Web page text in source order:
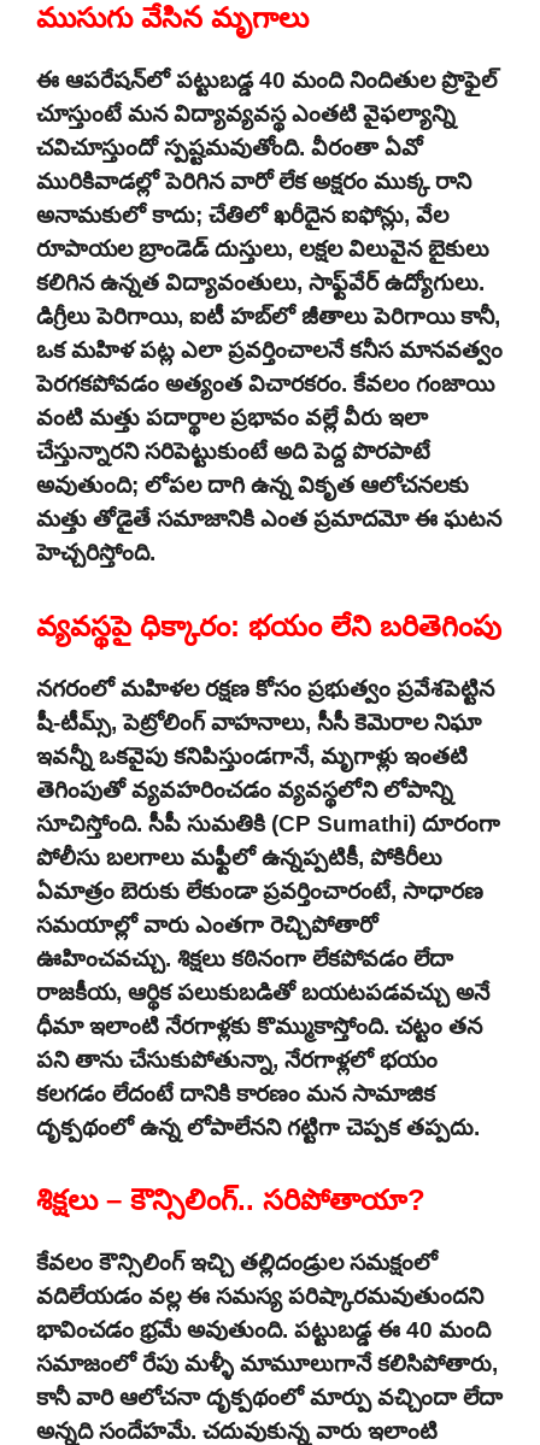
ముసుగు వేసిన మృగాలు
ఈ ఆపరేషన్‌లో పట్టుబడ్డ 40 మంది నిందితుల ప్రొఫైల్
చూస్తుంటే మన విద్యావ్యవస్థ ఎంతటి వైఫల్యాన్ని
చవిచూస్తుందో స్పష్టమవుతోంది. వీరంతా ఏవో
మురికివాడల్లో పెరిగిన వారో లేక అక్షరం ముక్క రాని
అనామకులో కాదు; చేతిలో ఖరీదైన ఐఫోన్లు, వేల
రూపాయల బ్రాండెడ్ దుస్తులు, లక్షల విలువైన బైకులు
కలిగిన ఉన్నత విద్యావంతులు, సాఫ్ట్‌వేర్ ఉద్యోగులు.
డిగ్రీలు పెరిగాయి, ఐటీ హబ్‌లో జీతాలు పెరిగాయి కానీ,
ఒక మహిళ పట్ల ఎలా ప్రవర్తించాలనే కనీస మానవత్వం
పెరగకపోవడం అత్యంత విచారకరం. కేవలం గంజాయి
వంటి మత్తు పదార్థాల ప్రభావం వల్లే వీరు ఇలా
చేస్తున్నారని సరిపెట్టుకుంటే అది పెద్ద పొరపాటే
అవుతుంది; లోపల దాగి ఉన్న వికృత ఆలోచనలకు
మత్తు తోడైతే సమాజానికి ఎంత ప్రమాదమో ఈ ఘటన
హెచ్చరిస్తోంది.
వ్యవస్థపై ధిక్కారం: భయం లేని బరితెగింపు
నగరంలో మహిళల రక్షణ కోసం ప్రభుత్వం ప్రవేశపెట్టిన
షీ-టీమ్స్, పెట్రోలింగ్ వాహనాలు, సీసీ కెమెరాల నిఘా
ఇవన్నీ ఒకవైపు కనిపిస్తుండగానే, మృగాళ్లు ఇంతటి
తెగింపుతో వ్యవహరించడం వ్యవస్థలోని లోపాన్ని
సూచిస్తోంది. సీపీ సుమతికి (CP Sumathi) దూరంగా
పోలీసు బలగాలు మఫ్టీలో ఉన్నప్పటికీ, పోకిరీలు
ఏమాత్రం బెరుకు లేకుండా ప్రవర్తించారంటే, సాధారణ
సమయాల్లో వారు ఎంతగా రెచ్చిపోతారో
ఊహించవచ్చు. శిక్షలు కఠినంగా లేకపోవడం లేదా
రాజకీయ, ఆర్థిక పలుకుబడితో బయటపడవచ్చు అనే
ధీమా ఇలాంటి నేరగాళ్లకు కొమ్ముకాస్తోంది. చట్టం తన
పని తాను చేసుకుపోతున్నా, నేరగాళ్లలో భయం
కలగడం లేదంటే దానికి కారణం మన సామాజిక
దృక్పథంలో ఉన్న లోపాలేనని గట్టిగా చెప్పక తప్పదు.
శిక్షలు – కౌన్సిలింగ్.. సరిపోతాయా?
కేవలం కౌన్సిలింగ్ ఇచ్చి తల్లిదండ్రుల సమక్షంలో
వదిలేయడం వల్ల ఈ సమస్య పరిష్కారమవుతుందని
భావించడం భ్రమే అవుతుంది. పట్టుబడ్డ ఈ 40 మంది
సమాజంలో రేపు మళ్ళీ మామూలుగానే కలిసిపోతారు,
కానీ వారి ఆలోచనా దృక్పథంలో మార్పు వచ్చిందా లేదా
అన్నది సందేహమే. చదువుకున్న వారు ఇలాంటి